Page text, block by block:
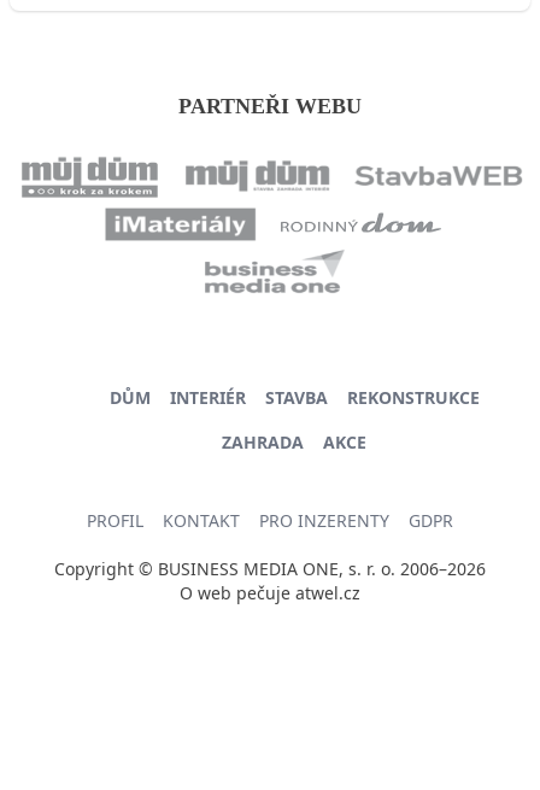
PARTNEŘI WEBU
DŮM INTERIÉR STAVBA
REKONSTRUKCE
ZAHRADA
AKCE
PROFIL KONTAKT PRO INZERENTY GDPR
Copyright © BUSINESS MEDIA ONE, s. r. o. 2006–2026